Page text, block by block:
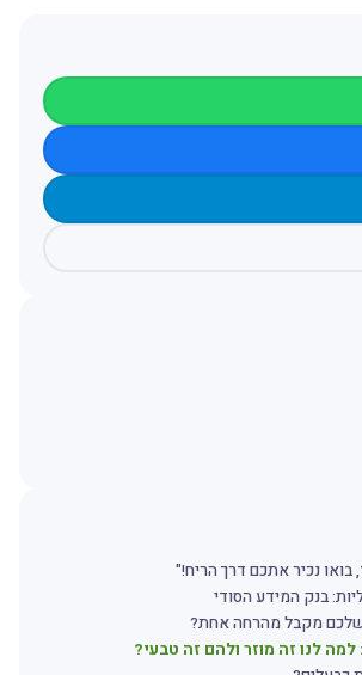
נכיר אתכם דרך הריח!"
בנק המידע הסודי
מקבל מהרחה אחת?
לנו זה מוזר ולהם זה טבעי?